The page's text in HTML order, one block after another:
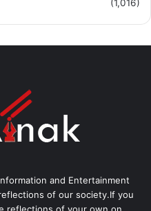
(1,016)
and Entertainment
of our society.If you